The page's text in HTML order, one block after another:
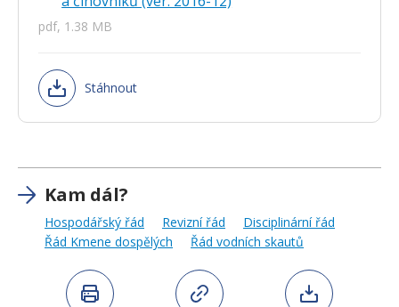
pdf, 1.38 MB
Stáhnout
Kam dál?
Hospodářský řád Revizní řád
Disciplinární řád
Řád Kmene dospělých
Řád vodních skautů